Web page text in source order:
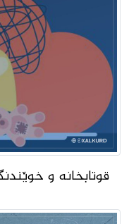
قوتابخانه‌ و